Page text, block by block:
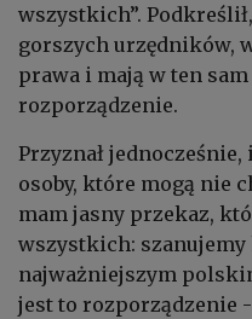
wszystkich”.
gorszych urzędników,
prawa i mają w ten
rozporządzenie.
Przyznał jednocześnie,
osoby, które mogą nie
mam jasny przekaz,
wszystkich:
najważniejszym
jest to rozporządzenie